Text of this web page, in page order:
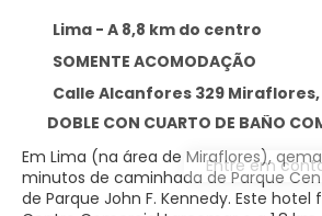
Lima - A 8,8 km do centro
SOMENTE ACOMODAÇÃO
Calle Alcanfores 329 Miraflores,
DOBLE CON CUARTO DE BAÑO
Em Lima (na área de Miraflores),
minutos de caminhada de Parque
de Parque John F. Kennedy. Este hotel fica a 1,3 km de
Entre em